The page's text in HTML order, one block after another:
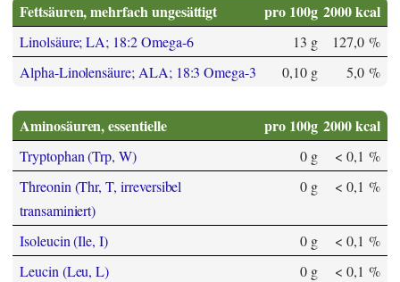
Fettsäuren, mehrfach ungesättigt pro 100g 2000 kcal
Linolsäure; LA; 18:2 Omega-6 13 g
127,0 %
Alpha-Linolensäure; ALA; 18:3 Omega-3
0,10 g 5,0 %
Aminosäuren, essentielle pro 100g 2000 kcal
Tryptophan (Trp, W) 0 g
< 0,1 %
Threonin (Thr, T, irreversibel
transaminiert)
0 g < 0,1 %
Isoleucin (Ile, I) 0 g
< 0,1 %
Leucin (Leu, L)
0 g
< 0,1 %